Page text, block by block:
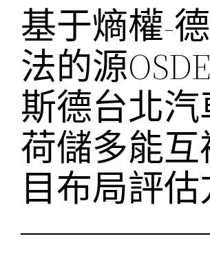
基于熵權-
法的源
斯德台北汽
荷儲多能
目布局評